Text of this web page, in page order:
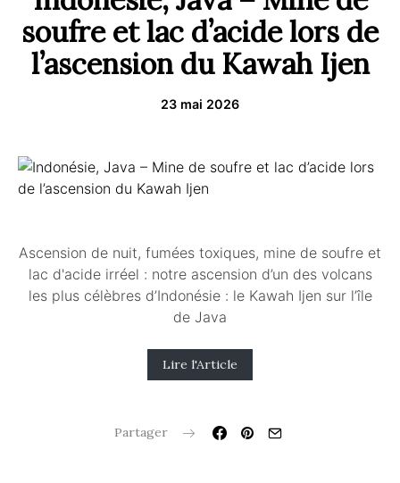
soufre et lac d’acide lors de
l’ascension du Kawah Ijen
23 mai 2026
Ascension de nuit, fumées toxiques, mine de soufre et
lac d'acide irréel : notre ascension d’un des volcans
les plus célèbres d’Indonésie : le Kawah Ijen sur l’île
de Java
Lire l'Article
Partager